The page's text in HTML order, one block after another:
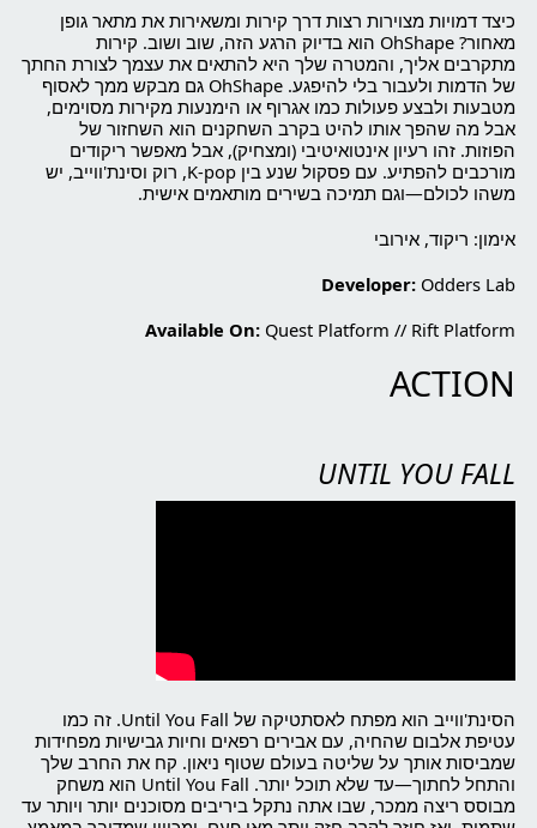
כיצד דמויות מצוירות רצות דרך קירות ומשאירות את מתאר גופן
מאחור? OhShape הוא בדיוק הרגע הזה, שוב ושוב. קירות
מתקרבים אליך, והמטרה שלך היא להתאים את עצמך לצורת החתך
של הדמות ולעבור בלי להיפגע. OhShape גם מבקש ממך לאסוף
מטבעות ולבצע פעולות כמו אגרוף או הימנעות מקירות מסוימים,
אבל מה שהפך אותו להיט בקרב השחקנים הוא השחזור של
הפוזות. זהו רעיון אינטואיטיבי (ומצחיק), אבל מאפשר ריקודים
מורכבים להפתיע. עם פסקול שנע בין K-pop, רוק וסינת'ווייב, יש
משהו לכולם—וגם תמיכה בשירים מותאמים אישית.
אימון: ריקוד, אירובי
Developer: Odders Lab
Available On: Quest Platform // Rift Platform
ACTION
UNTIL YOU FALL
הסינת'ווייב הוא מפתח לאסתטיקה של Until You Fall. זה כמו
עטיפת אלבום שהחיה, עם אבירים רפאים וחיות גבישיות מפחידות
שמביסות אותך על שליטה בעולם שטוף ניאון. קח את החרב שלך
והתחל לחתוך—עד שלא תוכל יותר. Until You Fall הוא משחק
מבוסס ריצה ממכר, שבו אתה נתקל ביריבים מסוכנים יותר ויותר עד